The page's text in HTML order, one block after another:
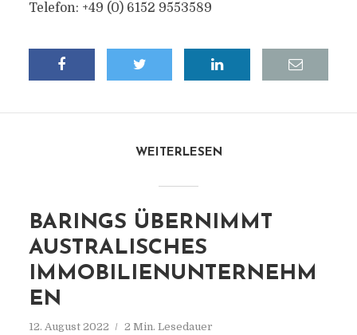
Telefon: +49 (0) 6152 9553589
WEITERLESEN
BARINGS ÜBERNIMMT
AUSTRALISCHES
IMMOBILIENUNTERNEHM
EN
12. August 2022 2 Min. Lesedauer